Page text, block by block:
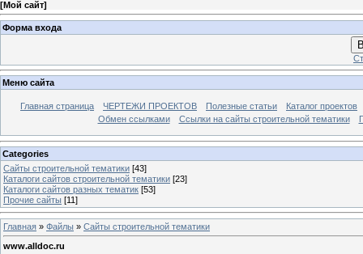
[Мой сайт]
Форма входа
Меню сайта
Главная страница ЧЕРТЕЖИ ПРОЕКТОВ Полезные статьи
Каталог проектов
Обмен ссылками
Ссылки на сайты строительной тематики
Categories
Сайты строительной тематики [43]
Каталоги сайтов строительной тематики [23]
Каталоги сайтов разных тематик [53]
Прочие сайты [11]
Главная » Файлы » Сайты строительной тематики
www.alldoc.ru